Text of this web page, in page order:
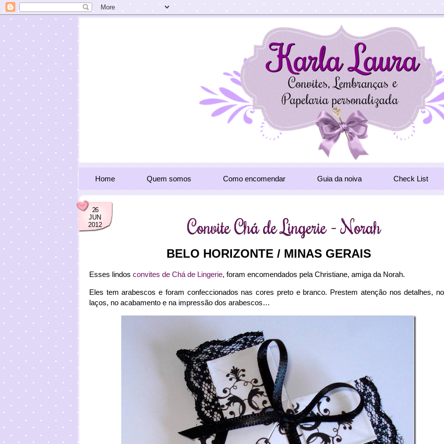
Home Quem somos Como encomendar Guia da noiva Check List
26
JUN
2012
Convite Chá de Lingerie - Norah
BELO HORIZONTE / MINAS GERAIS
Esses lindos convites de Chá de Lingerie, foram encomendados pela Christiane, amiga da Norah.
Eles tem arabescos e foram confeccionados nas cores preto e branco. Prestem atenção nos detalhes,
laços, no acabamento e na impressão dos arabescos…